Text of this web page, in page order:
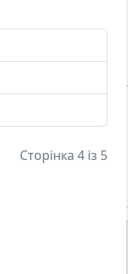
Сторінка 4 із 5